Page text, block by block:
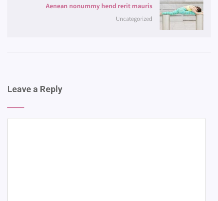
Aenean nonummy hend rerit mauris
Uncategorized
Leave a Reply